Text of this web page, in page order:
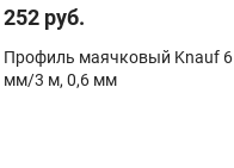
252 руб.
Профиль маячковый Knauf 6
мм/3 м, 0,6 мм